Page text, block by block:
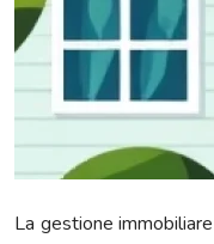
La gestione